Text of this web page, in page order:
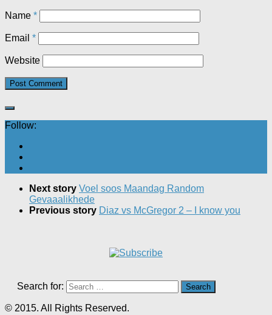
Name *
Email *
Website
Follow:
Next story Voel soos Maandag Random
Gevaaalikhede
Previous story Diaz vs McGregor 2 – I know you
Search for:
© 2015. All Rights Reserved.